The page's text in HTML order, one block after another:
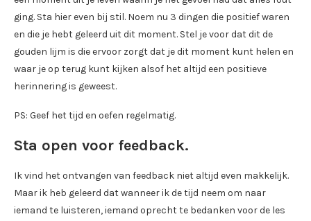
ging. Sta hier even bij stil. Noem nu 3 dingen die positief waren
en die je hebt geleerd uit dit moment. Stel je voor dat dit de
gouden lijm is die ervoor zorgt dat je dit moment kunt helen en
waar je op terug kunt kijken alsof het altijd een positieve
herinnering is geweest.
PS: Geef het tijd en oefen regelmatig.
Sta open voor feedback.
Ik vind het ontvangen van feedback niet altijd even makkelijk.
Maar ik heb geleerd dat wanneer ik de tijd neem om naar
iemand te luisteren, iemand oprecht te bedanken voor de les